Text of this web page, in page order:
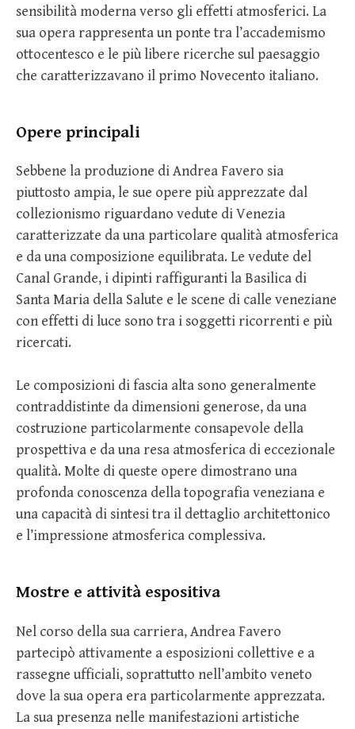
sensibilità moderna verso gli effetti atmosferici. La
sua opera rappresenta un ponte tra l’accademismo
ottocentesco e le più libere ricerche sul paesaggio
che caratterizzavano il primo Novecento italiano.
Opere principali
Sebbene la produzione di Andrea Favero sia
piuttosto ampia, le sue opere più apprezzate dal
collezionismo riguardano vedute di Venezia
caratterizzate da una particolare qualità atmosferica
e da una composizione equilibrata. Le vedute del
Canal Grande, i dipinti raffiguranti la Basilica di
Santa Maria della Salute e le scene di calle veneziane
con effetti di luce sono tra i soggetti ricorrenti e più
ricercati.
Le composizioni di fascia alta sono generalmente
contraddistinte da dimensioni generose, da una
costruzione particolarmente consapevole della
prospettiva e da una resa atmosferica di eccezionale
qualità. Molte di queste opere dimostrano una
profonda conoscenza della topografia veneziana e
una capacità di sintesi tra il dettaglio architettonico
e l’impressione atmosferica complessiva.
Mostre e attività espositiva
Nel corso della sua carriera, Andrea Favero
partecipò attivamente a esposizioni collettive e a
rassegne ufficiali, soprattutto nell’ambito veneto
dove la sua opera era particolarmente apprezzata.
La sua presenza nelle manifestazioni artistiche